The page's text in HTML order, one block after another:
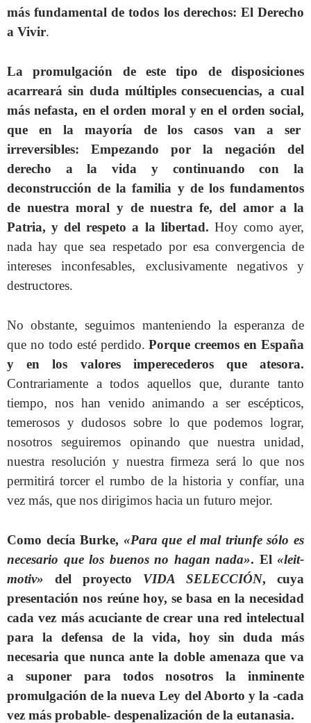
más fundamental de todos los derechos: El Derecho
a Vivir.
La promulgación de este tipo de disposiciones
acarreará sin duda múltiples consecuencias, a cual
más nefasta, en el orden moral y en el orden social,
que en la mayoría de los casos van a ser
irreversibles: Empezando por la negación del
derecho a la vida y continuando con la
deconstrucción de la familia y de los fundamentos
de nuestra moral y de nuestra fe, del amor a la
Patria, y del respeto a la libertad. Hoy como ayer,
nada hay que sea respetado por esa convergencia de
intereses inconfesables, exclusivamente negativos y
destructores.
No obstante, seguimos manteniendo la esperanza de
que no todo esté perdido.Porque creemos en España
y en los valores imperecederos que atesora.
Contrariamente a todos aquellos que, durante tanto
tiempo, nos han venido animando a ser escépticos,
temerosos y dudosos sobre lo que podemos lograr,
nosotros seguiremos opinando que nuestra unidad,
nuestra resolución y nuestra firmeza será lo que nos
permitirá torcer el rumbo de la historia y confíar, una
vez más, que nos dirigimos hacia un futuro mejor.
Como decía Burke, «Para que el mal triunfe sólo es
necesario que los buenos no hagan nada». El «leit-
motiv» del proyecto VIDA SELECCIÓN, cuya
presentación nos reúne hoy, se basa en la necesidad
cada vez más acuciante de crear una red intelectual
para la defensa de la vida, hoy sin duda más
necesaria que nunca ante la doble amenaza que va
a suponer para todos nosotros la inminente
promulgación de la nueva Ley del Aborto y la -cada
vez más probable- despenalización de la eutanasia.